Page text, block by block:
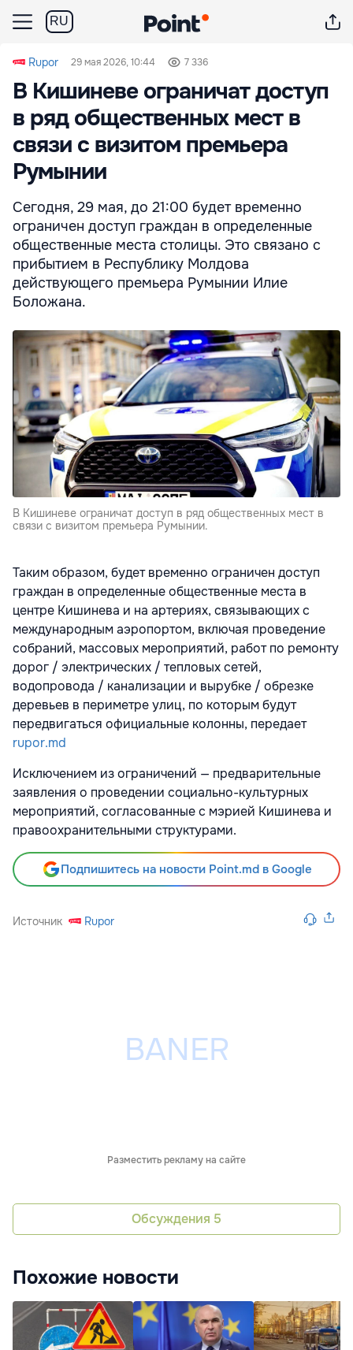
RU
Rupor 29 мая 2026, 10:44 7 336
В Кишиневе ограничат доступ
в ряд общественных мест в
связи с визитом премьера
Румынии
Сегодня, 29 мая, до 21:00 будет временно
ограничен доступ граждан в определенные
общественные места столицы. Это связано с
прибытием в Республику Молдова
действующего премьера Румынии Илие
Боложана.
В Кишиневе ограничат доступ в ряд общественных мест в
связи с визитом премьера Румынии.
Таким образом, будет временно ограничен доступ
граждан в определенные общественные места в
центре Кишинева и на артериях, связывающих с
международным аэропортом, включая проведение
собраний, массовых мероприятий, работ по ремонту
дорог / электрических / тепловых сетей,
водопровода / канализации и вырубке / обрезке
деревьев в периметре улиц, по которым будут
передвигаться официальные колонны, передает
rupor.md
Исключением из ограничений — предварительные
заявления о проведении социально-культурных
мероприятий, согласованные с мэрией Кишинева и
правоохранительными структурами.
Подпишитесь на новости Point.md в Google
Источник Rupor
Разместить рекламу на сайте
Обсуждения 5
Похожие новости